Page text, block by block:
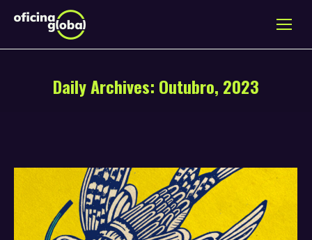
Daily Archives: Outubro, 2023